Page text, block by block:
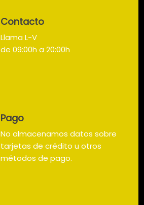
Contacto
Llama L-V
de 09:00h a 20:00h
Pago
No almacenamos datos sobre
tarjetas de crédito u otros
métodos de pago.